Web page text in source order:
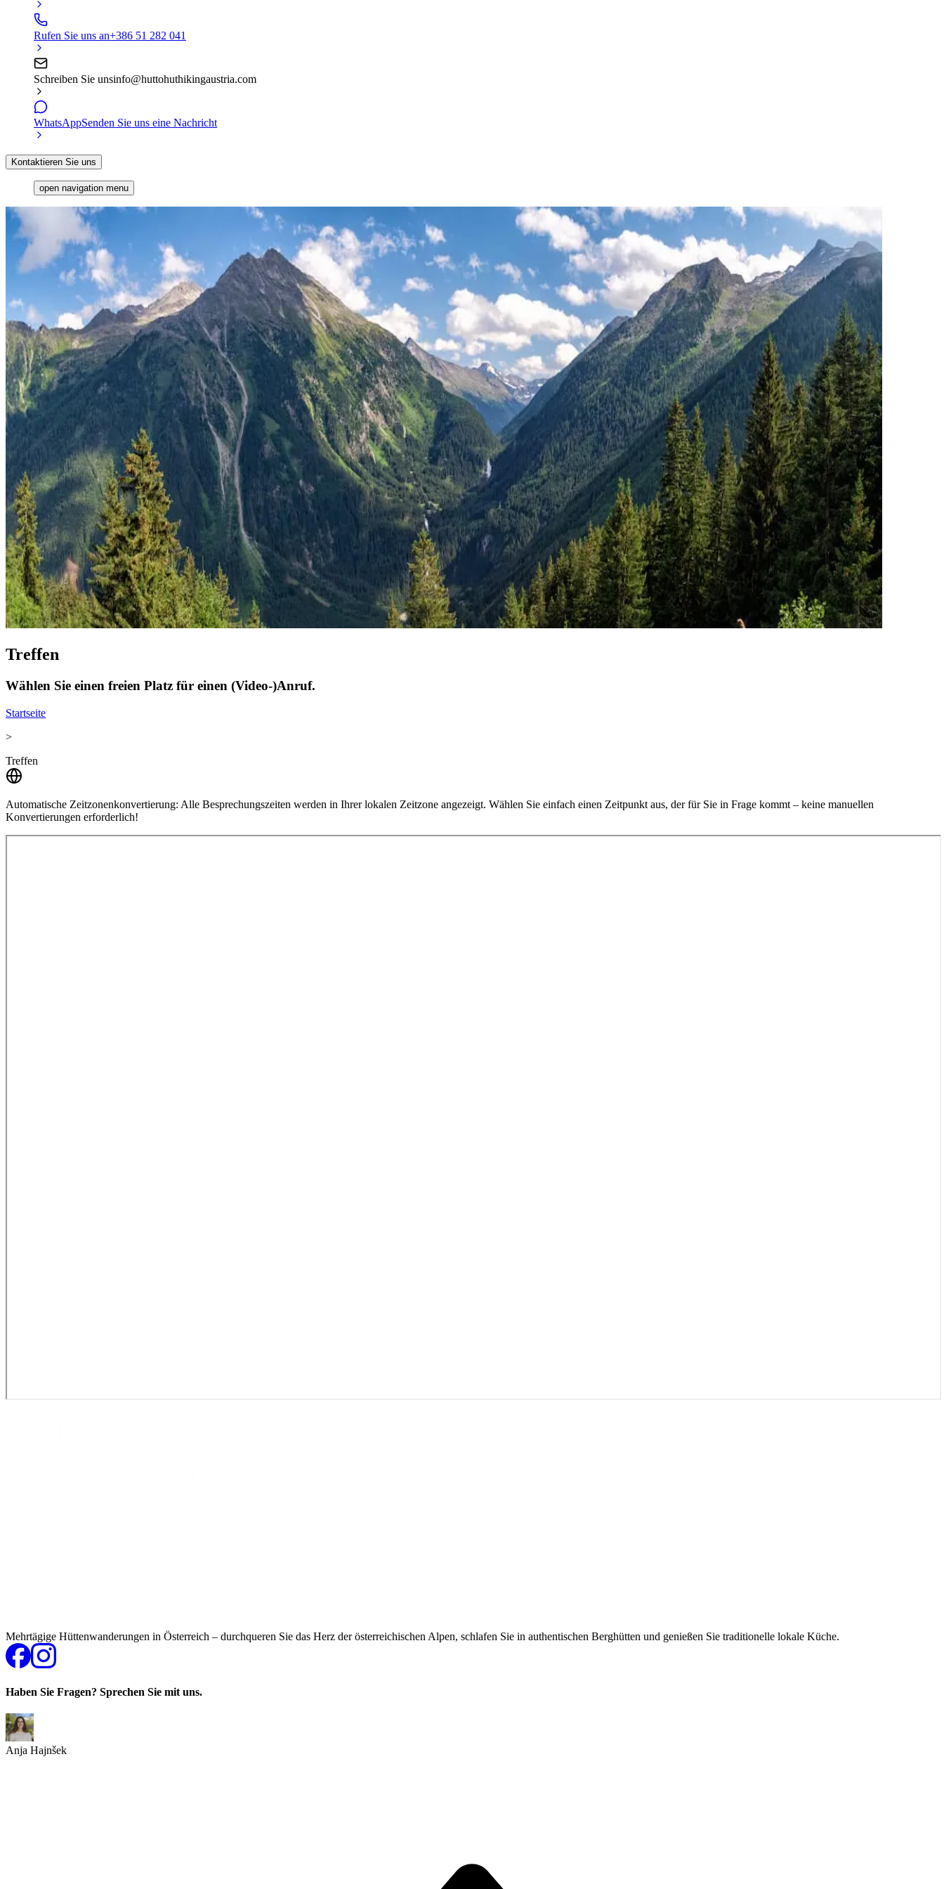
Rufen Sie uns an+386 51 282 041
Schreiben Sie unsinfo@huttohuthikingaustria.com
WhatsAppSenden Sie uns eine Nachricht
Kontaktieren Sie uns
open navigation menu
Treffen
Wählen Sie einen freien Platz für einen (Video-)Anruf.
Startseite
>
Treffen
Automatische Zeitzonenkonvertierung: Alle Besprechungszeiten werden in Ihrer lokalen Zeitzone angezeigt. Wählen Sie einfach einen Zeitpunkt aus, der für Sie in Frage kommt – keine manuellen
Konvertierungen erforderlich!
Mehrtägige Hüttenwanderungen in Österreich – durchqueren Sie das Herz der österreichischen Alpen, schlafen Sie in authentischen Berghütten und genießen Sie traditionelle lokale Küche.
Haben Sie Fragen? Sprechen Sie mit uns.
Anja Hajnšek